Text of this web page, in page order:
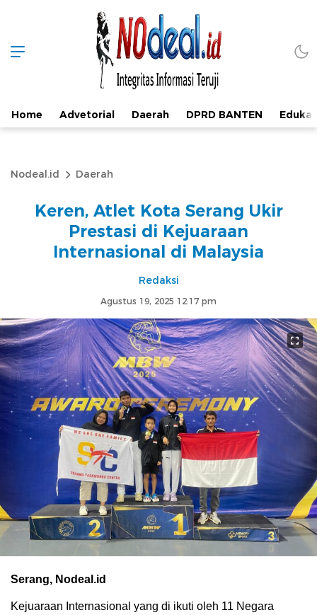
Home Advetorial Daerah DPRD BANTEN
Nodeal.id Daerah
Keren, Atlet Kota Serang Ukir
Prestasi di Kejuaraan
Internasional di Malaysia
Redaksi
Agustus 19, 2025 12:17 pm
Serang, Nodeal.id
Kejuaraan Internasional yang di ikuti oleh 11 Negara